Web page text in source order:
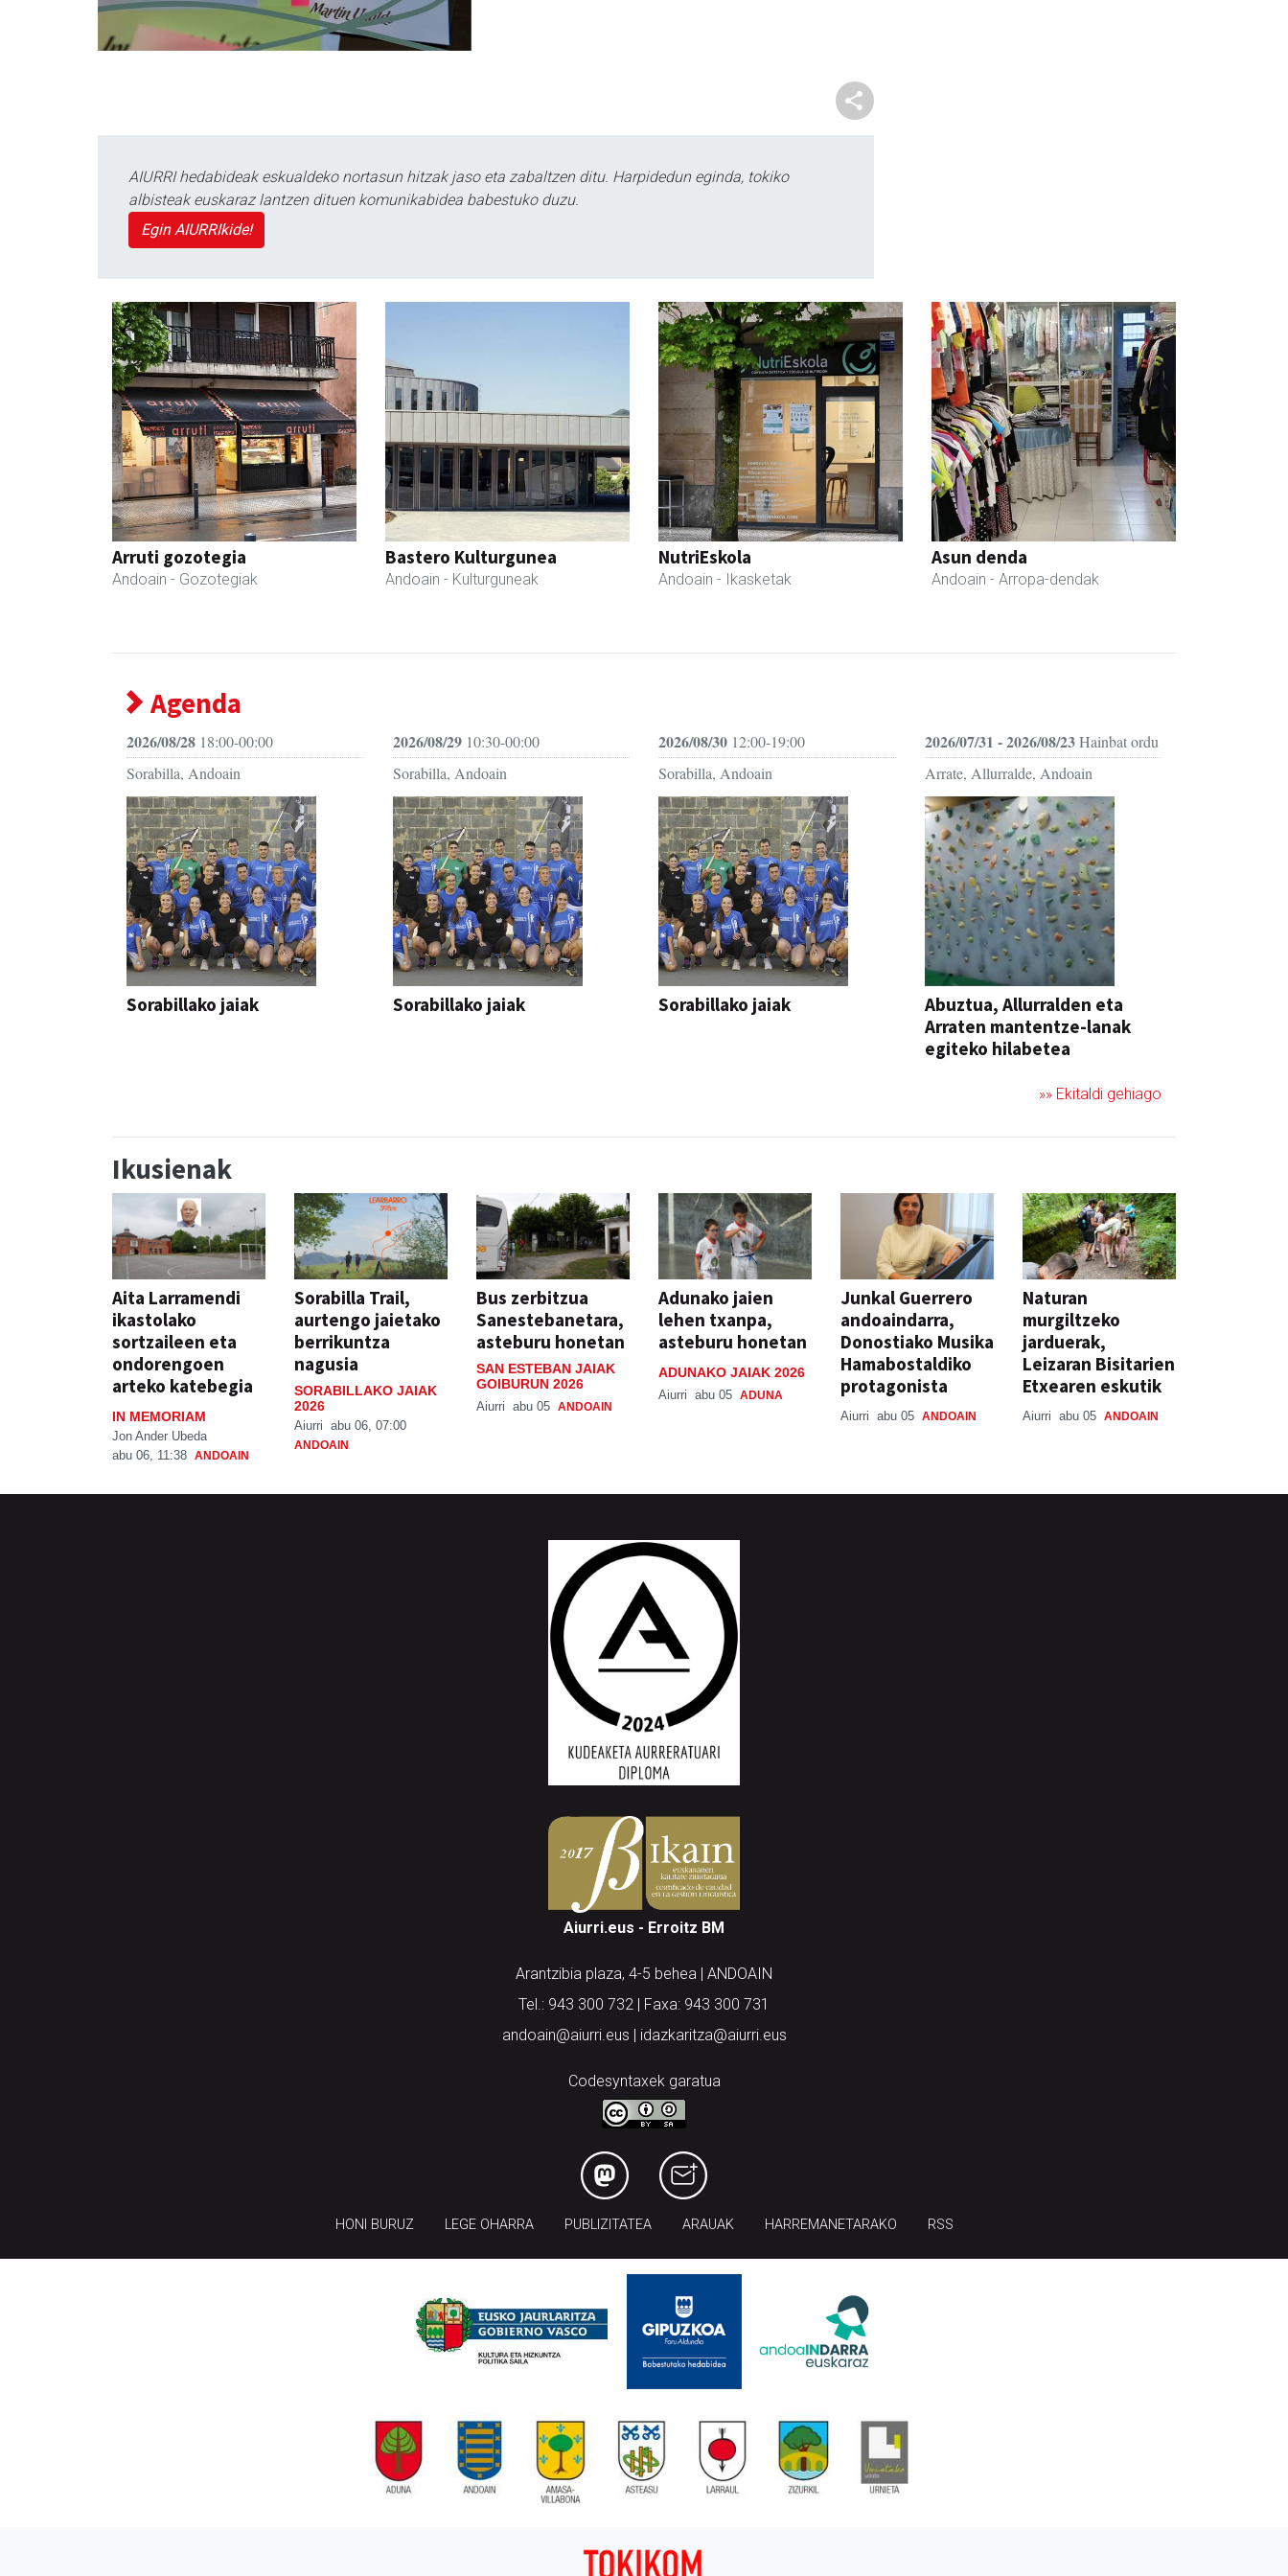
AIURRI hedabideak eskualdeko nortasun hitzak jaso eta zabaltzen ditu. Harpidedun eginda, tokiko
albisteak euskaraz lantzen dituen komunikabidea babestuko duzu.
Egin AIURRIkide!
Arruti gozotegia
Andoain - Gozotegiak
Bastero Kulturgunea
Andoain - Kulturguneak
NutriEskola
Andoain - Ikasketak
Asun denda
Andoain - Arropa-dendak
Agenda
2026/08/28 18:00-00:00
Sorabilla, Andoain
Sorabillako jaiak
2026/08/2910:30-00:00
Sorabilla, Andoain
Sorabillako jaiak
2026/08/30 12:00-19:00
Sorabilla, Andoain
Sorabillako jaiak
2026/07/31 - 2026/08/23Hainbat ordu
Arrate, Allurralde, Andoain
Abuztua, Allurralden eta
Arraten mantentze-lanak
egiteko hilabetea
»» Ekitaldi gehiago
Ikusienak
Aita Larramendi
ikastolako
sortzaileen eta
ondorengoen
arteko katebegia
IN MEMORIAM
Jon Ander Ubeda
abu 06, 11:38 ANDOAIN
Sorabilla Trail,
aurtengo jaietako
berrikuntza
nagusia
SORABILLAKO JAIAK
2026
Aiurri abu 06, 07:00
ANDOAIN
Bus zerbitzua
Sanestebanetara,
asteburu honetan
SAN ESTEBAN JAIAK
GOIBURUN 2026
Aiurri abu 05 ANDOAIN
Adunako jaien
lehen txanpa,
asteburu honetan
ADUNAKO JAIAK 2026
Aiurri abu 05 ADUNA
Junkal Guerrero
andoaindarra,
Donostiako Musika
Hamabostaldiko
protagonista
Aiurri abu 05 ANDOAIN
Naturan
murgiltzeko
jarduerak,
Leizaran Bisitarien
Etxearen eskutik
Aiurri abu 05 ANDOAIN
Aiurri.eus - Erroitz BM
Arantzibia plaza, 4-5 behea | ANDOAIN
Tel.: 943 300 732 | Faxa: 943 300 731
andoain@aiurri.eus | idazkaritza@aiurri.eus
Codesyntaxek garatua
HONI BURUZ LEGE OHARRA PUBLIZITATEA ARAUAK HARREMANETARAKO RSS